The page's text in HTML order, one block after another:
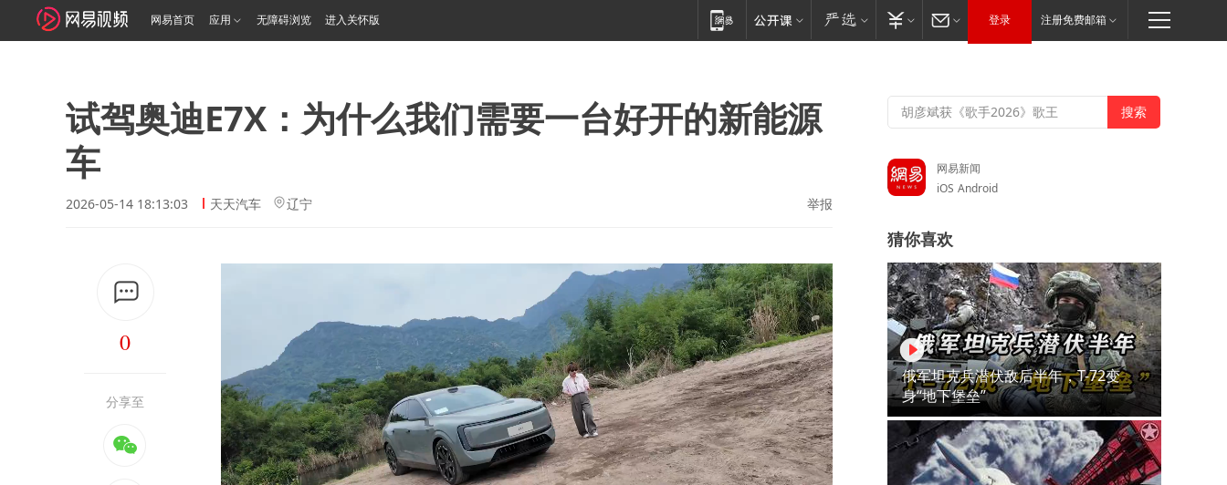
网易首页 应用 无障碍浏览 进入关怀版 登录 注册免费邮箱
试驾奥迪E7X：为什么我们需要一台好开的新能源
车
2026-05-14 18:13:03 天天汽车 辽宁 举报
0
分享至
网易新闻
iOS Android
猜你喜欢
俄军坦克兵潜伏敌后半年，T-72变
身“地下堡垒”